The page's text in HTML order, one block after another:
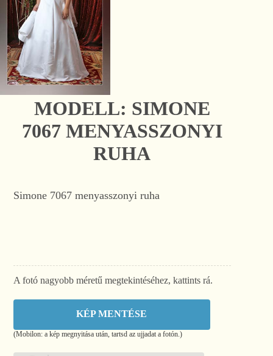
MODELL: SIMONE
7067 MENYASSZONYI
RUHA
Simone 7067 menyasszonyi ruha
A fotó nagyobb méretű megtekintéséhez, kattints rá.
KÉP MENTÉSE
(Mobilon: a kép megnyitása után, tartsd az ujjadat a fotón.)